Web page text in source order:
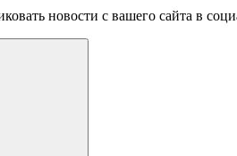
новости с вашего сайта в